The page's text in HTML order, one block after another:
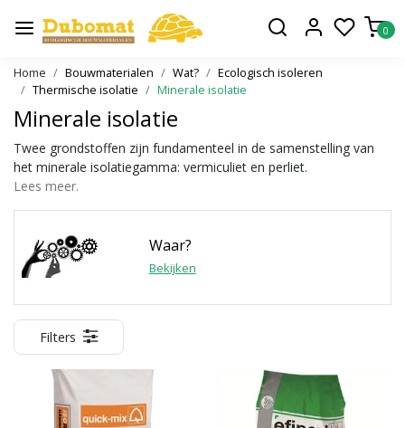
0
Home Bouwmaterialen Wat?
Ecologisch isoleren
Thermische isolatie
Minerale isolatie
Minerale isolatie
Twee grondstoffen zijn fundamenteel in de samenstelling van
het minerale isolatiegamma: vermiculiet en perliet.
Lees meer.
Waar?
Bekijken
Filters